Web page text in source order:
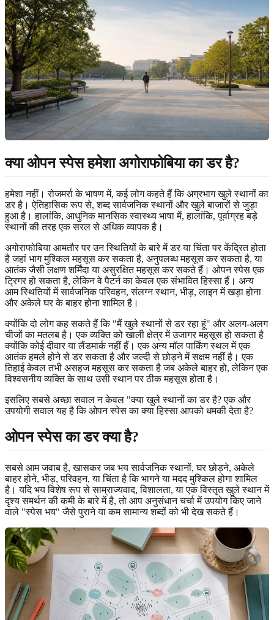
क्या ओपन स्पेस हमेशा अगोराफोबिया का डर है?
हमेशा नहीं। रोजमर्रा के भाषण में, कई लोग कहते हैं कि अग्रभाग खुले स्थानों का
डर है। ऐतिहासिक रूप से, शब्द सार्वजनिक स्थानों और खुले बाजारों से जुड़ा
हुआ है। हालांकि, आधुनिक मानसिक स्वास्थ्य भाषा में, हालांकि, पूर्वाग्रह बड़े
स्थानों की तरह एक सरल से अधिक व्यापक है।
अगोराफोबिया आमतौर पर उन स्थितियों के बारे में डर या चिंता पर केंद्रित होता
है जहां भाग मुश्किल महसूस कर सकता है, अनुपलब्ध महसूस कर सकता है, या
आतंक जैसी लक्षण शर्मिंदा या असुरक्षित महसूस कर सकते हैं। ओपन स्पेस एक
ट्रिगर हो सकता है, लेकिन वे पैटर्न का केवल एक संभावित हिस्सा हैं। अन्य
आम स्थितियों में सार्वजनिक परिवहन, संलग्न स्थान, भीड़, लाइन में खड़ा होना
और अकेले घर के बाहर होना शामिल है।
क्योंकि दो लोग कह सकते हैं कि "मैं खुले स्थानों से डर रहा हूं" और अलग-अलग
चीजों का मतलब है। एक व्यक्ति को खाली क्षेत्र में उजागर महसूस हो सकता है
क्योंकि कोई दीवार या लैंडमार्क नहीं हैं। एक अन्य मॉल पार्किंग स्थल में एक
आतंक हमले होने से डर सकता है और जल्दी से छोड़ने में सक्षम नहीं है। एक
तिहाई केवल तभी असहज महसूस कर सकता है जब अकेले बाहर हो, लेकिन एक
विश्वसनीय व्यक्ति के साथ उसी स्थान पर ठीक महसूस होता है।
इसलिए सबसे अच्छा सवाल न केवल "क्या खुले स्थानों का डर है? एक और
उपयोगी सवाल यह है कि ओपन स्पेस का क्या हिस्सा आपको धमकी देता है?
ओपन स्पेस का डर क्या है?
सबसे आम जवाब है, खासकर जब भय सार्वजनिक स्थानों, घर छोड़ने, अकेले
बाहर होने, भीड़, परिवहन, या चिंता है कि भागने या मदद मुश्किल होगा शामिल
है। यदि भय विशेष रूप से साम्राज्यवाद, विशालता, या एक विस्तृत खुले स्थान में
दृश्य समर्थन की कमी के बारे में है, तो आप अनुसंधान चर्चा में उपयोग किए जाने
वाले "स्पेस भय" जैसे पुराने या कम सामान्य शब्दों को भी देख सकते हैं।